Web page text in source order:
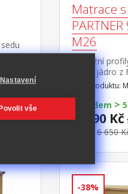
kusy
Matrace
M26
masážní
stran, jádro
povrch je
stranách
zelená)
typy roštů
potah
Kód produktu:
Skladem >
3 890 Kč
6 650
-38%
Nastavení
vše